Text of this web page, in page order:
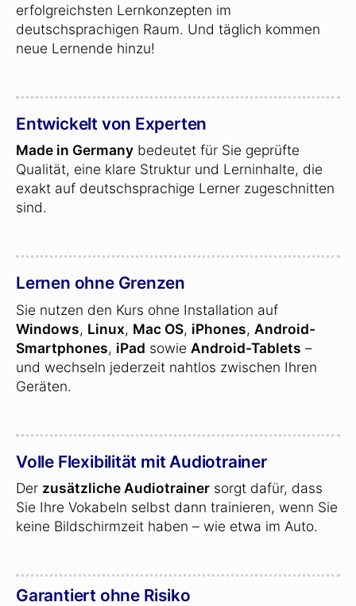
erfolgreichsten Lernkonzepten im
deutschsprachigen Raum. Und täglich kommen
neue Lernende hinzu!
Entwickelt von Experten
Made in Germany bedeutet für Sie geprüfte
Qualität, eine klare Struktur und Lerninhalte, die
exakt auf deutschsprachige Lerner zugeschnitten
sind.
Lernen ohne Grenzen
Sie nutzen den Kurs ohne Installation auf
Windows, Linux, Mac OS, iPhones, Android-
Smartphones, iPad sowie Android-Tablets –
und wechseln jederzeit nahtlos zwischen Ihren
Geräten.
Volle Flexibilität mit Audiotrainer
Der zusätzliche Audiotrainer sorgt dafür, dass
Sie Ihre Vokabeln selbst dann trainieren, wenn Sie
keine Bildschirmzeit haben – wie etwa im Auto.
Garantiert ohne Risiko